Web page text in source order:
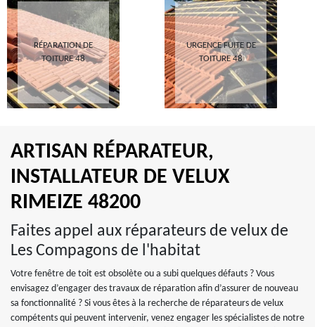
RÉPARATION DE
TOITURE 48
URGENCE FUITE DE
TOITURE 48
ARTISAN RÉPARATEUR,
INSTALLATEUR DE VELUX
RIMEIZE 48200
Faites appel aux réparateurs de velux de
Les Compagons de l'habitat
Votre fenêtre de toit est obsolète ou a subi quelques défauts ? Vous
envisagez d’engager des travaux de réparation afin d’assurer de nouveau
sa fonctionnalité ? Si vous êtes à la recherche de réparateurs de velux
compétents qui peuvent intervenir, venez engager les spécialistes de notre